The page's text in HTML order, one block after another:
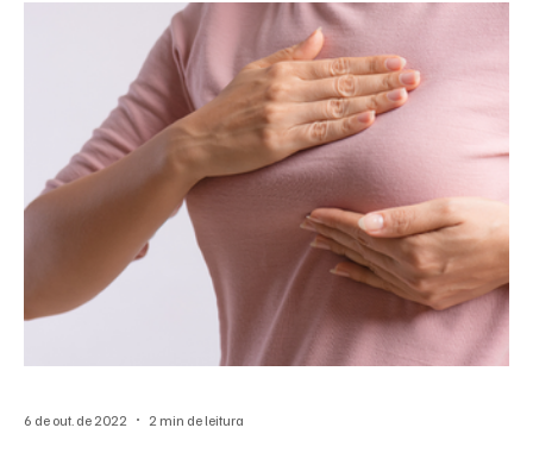
Conhecido como Março Lilás , o período é dedicado à
conscientização, prevenção e combate ao câncer do colo d
6 de out. de 2022 2 min de leitura